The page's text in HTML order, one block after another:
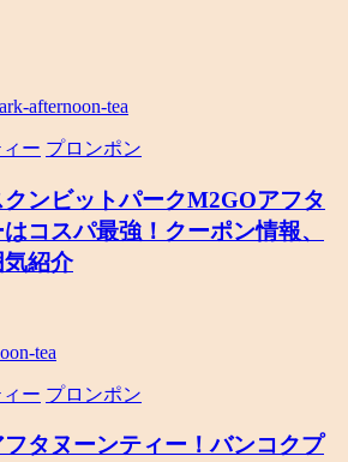
ー プロンポン
ンビットパークM2GOアフタ
コスパ最強！クーポン情報、
気紹介
ー プロンポン
フタヌーンティー！バンコクプ